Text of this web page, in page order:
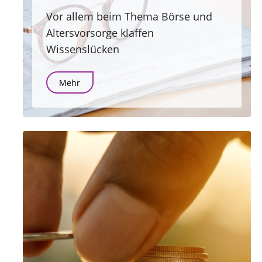
Vor allem beim Thema Börse und
Altersvorsorge klaffen
Wissenslücken
Mehr